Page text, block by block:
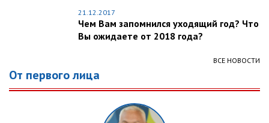
21.12.2017
Чем Вам запомнился уходящий год? Что
Вы ожидаете от 2018 года?
ВСЕ НОВОСТИ
От первого лица